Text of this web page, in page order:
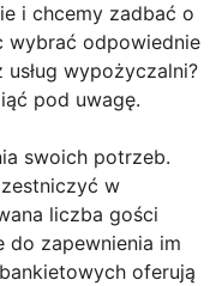
i chcemy zadbać o
wybrać odpowiednie
wypożyczalni?
pod uwagę.
swoich potrzeb.
w
liczba gości
do zapewnienia im
oferują